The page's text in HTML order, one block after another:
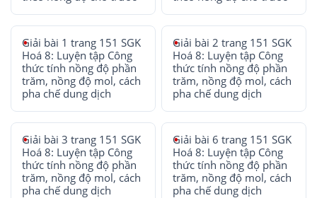
Giải bài 1 trang 151 SGK
Hoá 8: Luyện tập Công
thức tính nồng độ phần
trăm, nồng độ mol, cách
pha chế dung dịch
Giải bài 2 trang 151 SGK
Hoá 8: Luyện tập Công
thức tính nồng độ phần
trăm, nồng độ mol, cách
pha chế dung dịch
Giải bài 3 trang 151 SGK
Hoá 8: Luyện tập Công
thức tính nồng độ phần
trăm, nồng độ mol, cách
pha chế dung dịch
Giải bài 6 trang 151 SGK
Hoá 8: Luyện tập Công
thức tính nồng độ phần
trăm, nồng độ mol, cách
pha chế dung dịch